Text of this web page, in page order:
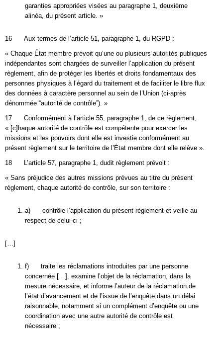
garanties appropriées visées au paragraphe 1, deuxième
alinéa, du présent article. »
16 Aux termes de l’article 51, paragraphe 1, du RGPD :
« Chaque État membre prévoit qu’une ou plusieurs autorités publiques
indépendantes sont chargées de surveiller l’application du présent
règlement, afin de protéger les libertés et droits fondamentaux des
personnes physiques à l’égard du traitement et de faciliter le libre flux
des données à caractère personnel au sein de l’Union (ci-après
dénommée “autorité de contrôle”). »
17 Conformément à l’article 55, paragraphe 1, de ce règlement,
« [c]haque autorité de contrôle est compétente pour exercer les
missions et les pouvoirs dont elle est investie conformément au
présent règlement sur le territoire de l’État membre dont elle relève ».
18 L’article 57, paragraphe 1, dudit règlement prévoit :
« Sans préjudice des autres missions prévues au titre du présent
règlement, chaque autorité de contrôle, sur son territoire :
a) contrôle l’application du présent règlement et veille au
respect de celui-ci ;
[…]
f) traite les réclamations introduites par une personne
concernée […], examine l’objet de la réclamation, dans la
mesure nécessaire, et informe l’auteur de la réclamation de
l’état d’avancement et de l’issue de l’enquête dans un délai
raisonnable, notamment si un complément d’enquête ou une
coordination avec une autre autorité de contrôle est
nécessaire ;